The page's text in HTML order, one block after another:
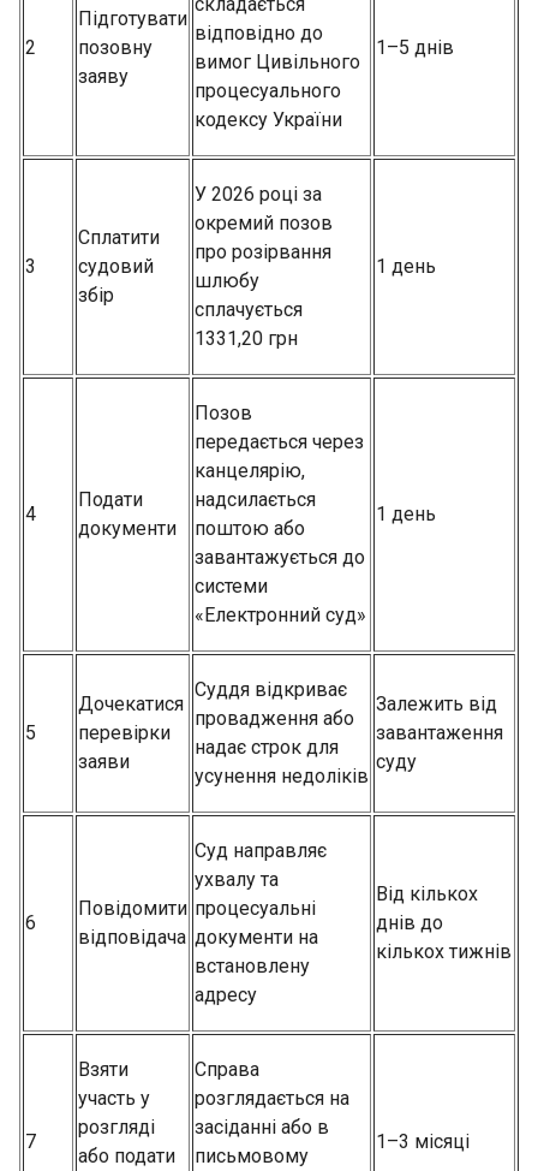
2
Підготувати
позовну
заяву
відповідно до
вимог Цивільного
процесуального
кодексу України
1–5 днів
3
Сплатити
судовий
збір
У 2026 році за
окремий позов
про розірвання
шлюбу
сплачується
1331,20 грн
1 день
4
Подати
документи
Позов
передається через
канцелярію,
надсилається
поштою або
завантажується до
системи
«Електронний суд»
1 день
5
Дочекатися
перевірки
заяви
Суддя відкриває
провадження або
надає строк для
усунення недоліків
Залежить від
завантаження
суду
6
Повідомити
відповідача
Суд направляє
ухвалу та
процесуальні
документи на
встановлену
адресу
Від кількох
днів до
кількох тижнів
7
Взяти
участь у
розгляді
або подати
Справа
розглядається на
засіданні або в
письмовому
1–3 місяці